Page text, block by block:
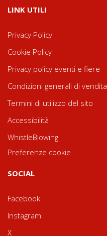
LINK UTILI
Privacy Policy
Cookie Policy
Privacy policy eventi e fiere
Condizioni generali di vendita
Termini di utilizzo del sito
Accessibilità
WhistleBlowing
Preferenze cookie
SOCIAL
Facebook
Instagram
X